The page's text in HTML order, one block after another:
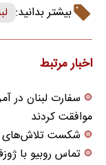
بیشتر بدانید:
اخبار مرتبط
سفارت لبنان در
موافقت کردند
شکست تلاش‌های
تماس روبیو با